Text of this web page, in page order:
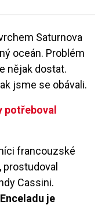
Saturnova
oceán. Problém
nějak dostat.
jsme se obávali.
potřeboval
francouzské
prostudoval
Cassini.
je